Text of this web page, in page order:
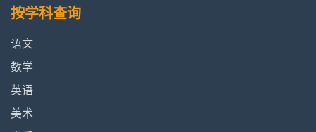
按学科查询
语文
数学
英语
美术